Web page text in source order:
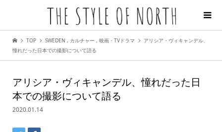
TOP SWEDEN , カルチャー , 映画・TVドラマ
アリシア・ヴィキャンデル、
憧れだった日本での撮影について語る
アリシア・ヴィキャンデル、憧れだった日
本での撮影について語る
2020.01.14